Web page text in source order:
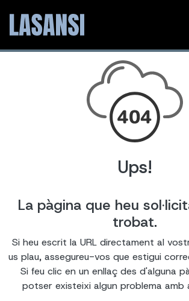
Ups!
La pàgina que heu
trobat.
Si heu escrit la URL directament al
us plau, assegureu-vos que estigui
Si feu clic en un enllaç des d'alguna
potser existeixi algun problema amb